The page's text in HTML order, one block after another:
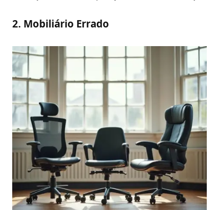
2. Mobiliário Errado